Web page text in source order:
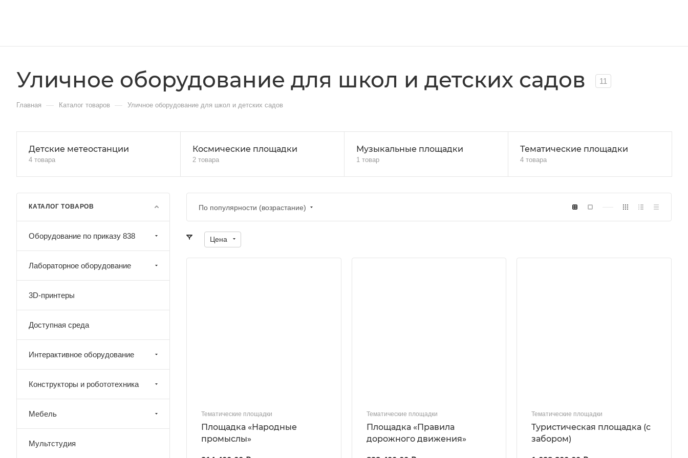
Уличное оборудование для школ и детских садов 11
Главная — Каталог товаров — Уличное оборудование для школ и детских садов
Детские метеостанции
4 товара
Космические площадки
2 товара
Музыкальные площадки
1 товар
Тематические площадки
4 товара
По популярности (возрастание)
Цена
Тематические площадки
Площадка «Народные
промыслы»
Тематические площадки
Площадка «Правила
дорожного движения»
Тематические площадки
Туристическая площадка (с
забором)
КАТАЛОГ ТОВАРОВ
Оборудование по приказу 838
Лабораторное оборудование
3D-принтеры
Доступная среда
Интерактивное оборудование
Конструкторы и робототехника
Мебель
Мультстудия